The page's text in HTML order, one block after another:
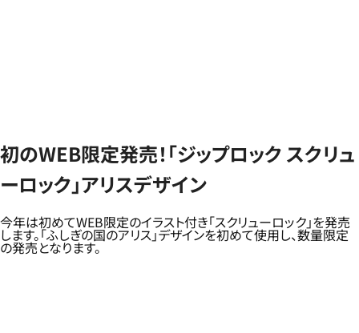
初のWEB限定発売！「ジップロック スクリュ
ーロック」アリスデザイン
今年は初めてWEB限定のイラスト付き「スクリューロック」を発売
します。「ふしぎの国のアリス」デザインを初めて使用し、数量限定
の発売となります。